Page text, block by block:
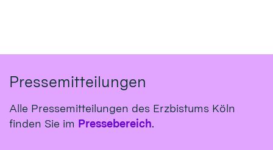
Pressemitteilungen
Alle Pressemitteilungen des Erzbistums Köln
finden Sie im Pressebereich.